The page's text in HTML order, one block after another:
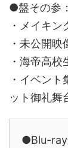
●盤その参
・メイキン
・未公開映
・海帝高
・イベン
ット御礼舞
●Blu-ray